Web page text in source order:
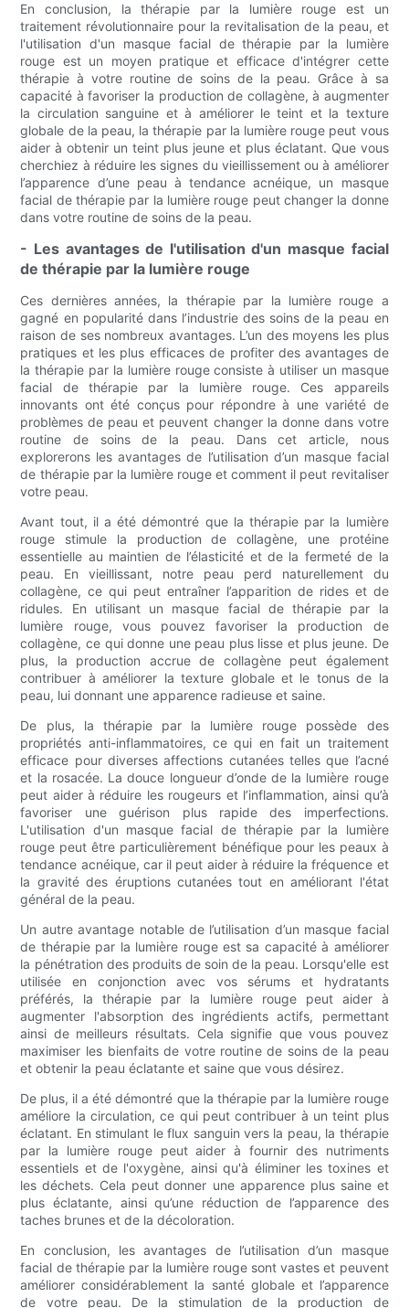
En conclusion, la thérapie par la lumière rouge est un
traitement révolutionnaire pour la revitalisation de la peau, et
l'utilisation d'un masque facial de thérapie par la lumière
rouge est un moyen pratique et efficace d'intégrer cette
thérapie à votre routine de soins de la peau. Grâce à sa
capacité à favoriser la production de collagène, à augmenter
la circulation sanguine et à améliorer le teint et la texture
globale de la peau, la thérapie par la lumière rouge peut vous
aider à obtenir un teint plus jeune et plus éclatant. Que vous
cherchiez à réduire les signes du vieillissement ou à améliorer
l’apparence d’une peau à tendance acnéique, un masque
facial de thérapie par la lumière rouge peut changer la donne
dans votre routine de soins de la peau.
- Les avantages de l'utilisation d'un masque facial
de thérapie par la lumière rouge
Ces dernières années, la thérapie par la lumière rouge a
gagné en popularité dans l’industrie des soins de la peau en
raison de ses nombreux avantages. L’un des moyens les plus
pratiques et les plus efficaces de profiter des avantages de
la thérapie par la lumière rouge consiste à utiliser un masque
facial de thérapie par la lumière rouge. Ces appareils
innovants ont été conçus pour répondre à une variété de
problèmes de peau et peuvent changer la donne dans votre
routine de soins de la peau. Dans cet article, nous
explorerons les avantages de l’utilisation d’un masque facial
de thérapie par la lumière rouge et comment il peut revitaliser
votre peau.
Avant tout, il a été démontré que la thérapie par la lumière
rouge stimule la production de collagène, une protéine
essentielle au maintien de l’élasticité et de la fermeté de la
peau. En vieillissant, notre peau perd naturellement du
collagène, ce qui peut entraîner l’apparition de rides et de
ridules. En utilisant un masque facial de thérapie par la
lumière rouge, vous pouvez favoriser la production de
collagène, ce qui donne une peau plus lisse et plus jeune. De
plus, la production accrue de collagène peut également
contribuer à améliorer la texture globale et le tonus de la
peau, lui donnant une apparence radieuse et saine.
De plus, la thérapie par la lumière rouge possède des
propriétés anti-inflammatoires, ce qui en fait un traitement
efficace pour diverses affections cutanées telles que l’acné
et la rosacée. La douce longueur d’onde de la lumière rouge
peut aider à réduire les rougeurs et l’inflammation, ainsi qu’à
favoriser une guérison plus rapide des imperfections.
L'utilisation d'un masque facial de thérapie par la lumière
rouge peut être particulièrement bénéfique pour les peaux à
tendance acnéique, car il peut aider à réduire la fréquence et
la gravité des éruptions cutanées tout en améliorant l'état
général de la peau.
Un autre avantage notable de l’utilisation d’un masque facial
de thérapie par la lumière rouge est sa capacité à améliorer
la pénétration des produits de soin de la peau. Lorsqu'elle est
utilisée en conjonction avec vos sérums et hydratants
préférés, la thérapie par la lumière rouge peut aider à
augmenter l'absorption des ingrédients actifs, permettant
ainsi de meilleurs résultats. Cela signifie que vous pouvez
maximiser les bienfaits de votre routine de soins de la peau
et obtenir la peau éclatante et saine que vous désirez.
De plus, il a été démontré que la thérapie par la lumière rouge
améliore la circulation, ce qui peut contribuer à un teint plus
éclatant. En stimulant le flux sanguin vers la peau, la thérapie
par la lumière rouge peut aider à fournir des nutriments
essentiels et de l'oxygène, ainsi qu'à éliminer les toxines et
les déchets. Cela peut donner une apparence plus saine et
plus éclatante, ainsi qu’une réduction de l’apparence des
taches brunes et de la décoloration.
En conclusion, les avantages de l’utilisation d’un masque
facial de thérapie par la lumière rouge sont vastes et peuvent
améliorer considérablement la santé globale et l’apparence
de votre peau. De la stimulation de la production de